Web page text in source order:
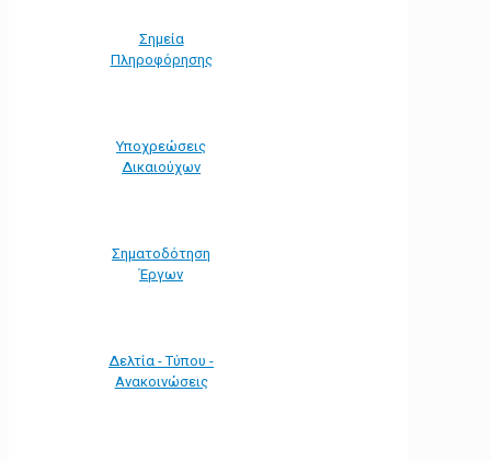
Σημεία
Πληροφόρησης
Υποχρεώσεις
Δικαιούχων
Σηματοδότηση
Έργων
Δελτία - Τύπου -
Ανακοινώσεις